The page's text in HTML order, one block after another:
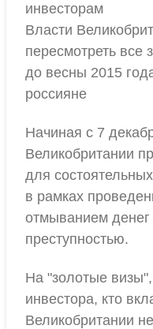
инвесторам
Власти
пересмотреть
до весны 2015
россияне
Начиная с 7
Великобритании
для
в рамках
отмыванием денег
преступностью.
На "золотые
инвестора, кто
Великобритании